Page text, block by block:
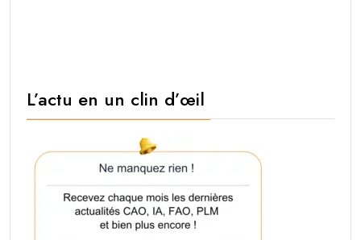
L’actu en un clin d’œil